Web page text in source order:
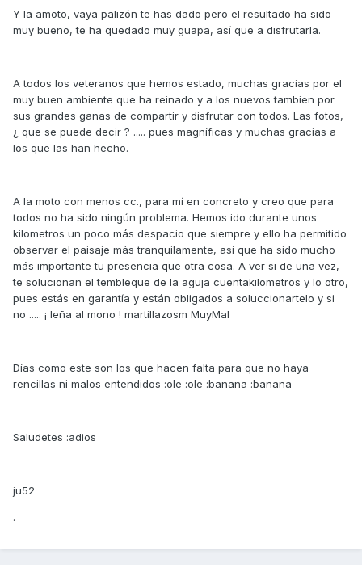
Y la amoto, vaya palizón te has dado pero el resultado ha sido
muy bueno, te ha quedado muy guapa, así que a disfrutarla.
A todos los veteranos que hemos estado, muchas gracias por el
muy buen ambiente que ha reinado y a los nuevos tambien por
sus grandes ganas de compartir y disfrutar con todos. Las fotos,
¿ que se puede decir ? ..... pues magníficas y muchas gracias a
los que las han hecho.
A la moto con menos cc., para mí en concreto y creo que para
todos no ha sido ningún problema. Hemos ido durante unos
kilometros un poco más despacio que siempre y ello ha permitido
observar el paisaje más tranquilamente, así que ha sido mucho
más importante tu presencia que otra cosa. A ver si de una vez,
te solucionan el tembleque de la aguja cuentakilometros y lo otro,
pues estás en garantía y están obligados a soluccionartelo y si
no ..... ¡ leña al mono ! martillazosm MuyMal
Días como este son los que hacen falta para que no haya
rencillas ni malos entendidos :ole :ole :banana :banana
Saludetes :adios
ju52
.